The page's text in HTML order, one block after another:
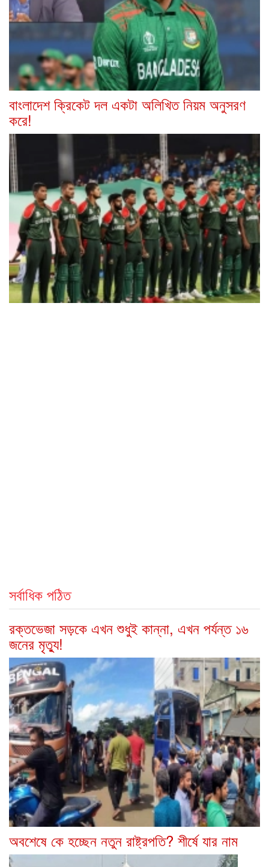
বাংলাদেশ ক্রিকেট দল একটা অলিখিত নিয়ম অনুসরণ
করে!
সর্বাধিক পঠিত
রক্তভেজা সড়কে এখন শুধুই কান্না, এখন পর্যন্ত ১৬
জনের মৃত্যু!
অবশেষে কে হচ্ছেন নতুন রাষ্ট্রপতি? শীর্ষে যার নাম